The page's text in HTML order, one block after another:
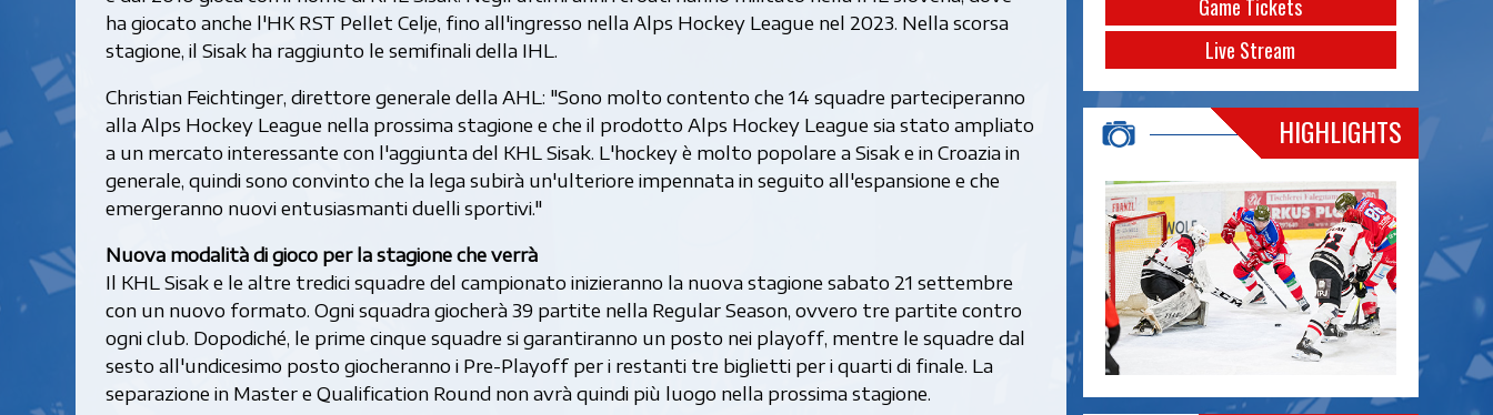
ha giocato anche l'HK RST Pellet Celje, fino all'ingresso nella Alps Hockey League nel 2023. Nella scorsa
stagione, il Sisak ha raggiunto le semifinali della IHL.
Christian Feichtinger, direttore generale della AHL: "Sono molto contento che 14 squadre parteciperanno
alla Alps Hockey League nella prossima stagione e che il prodotto Alps Hockey League sia stato ampliato
a un mercato interessante con l'aggiunta del KHL Sisak. L'hockey è molto popolare a Sisak e in Croazia in
generale, quindi sono convinto che la lega subirà un'ulteriore impennata in seguito all'espansione e che
emergeranno nuovi entusiasmanti duelli sportivi."
Nuova modalità di gioco per la stagione che verrà
Il KHL Sisak e le altre tredici squadre del campionato inizieranno la nuova stagione sabato 21 settembre
con un nuovo formato. Ogni squadra giocherà 39 partite nella Regular Season, ovvero tre partite contro
ogni club. Dopodiché, le prime cinque squadre si garantiranno un posto nei playoff, mentre le squadre dal
sesto all'undicesimo posto giocheranno i Pre-Playoff per i restanti tre biglietti per i quarti di finale. La
separazione in Master e Qualification Round non avrà quindi più luogo nella prossima stagione.
Game Tickets
Live Stream
HIGHLIGHTS